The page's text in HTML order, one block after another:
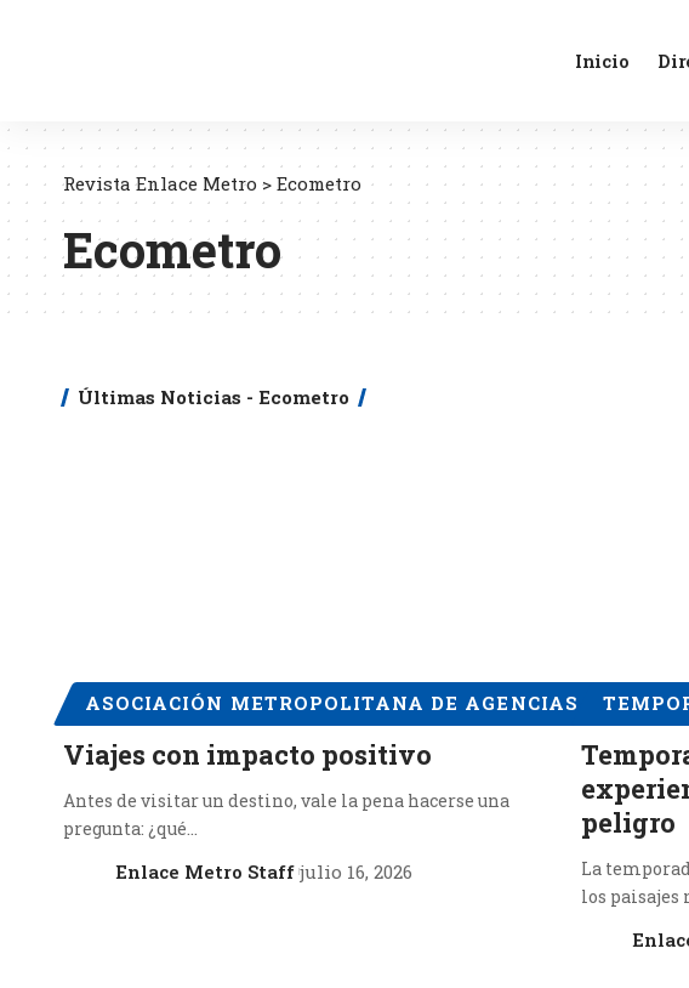
Inicio
Revista Enlace Metro > Ecometro
Ecometro
Últimas Noticias - Ecometro
ASOCIACIÓN METROPOLITANA DE AGENCIAS DE
Viajes con impacto positivo
Antes de visitar un destino, vale la pena hacerse una
pregunta: ¿qué…
Enlace Metro Staff julio 16, 2026
peligro
La
los paisajes